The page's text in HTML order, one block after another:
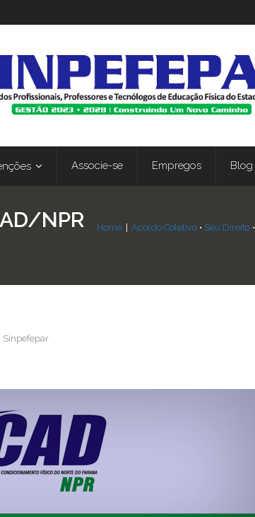
Associe-se Empregos Blog
NPR
Home Acordo Coletivo • Seu Direito
Sinpefepar